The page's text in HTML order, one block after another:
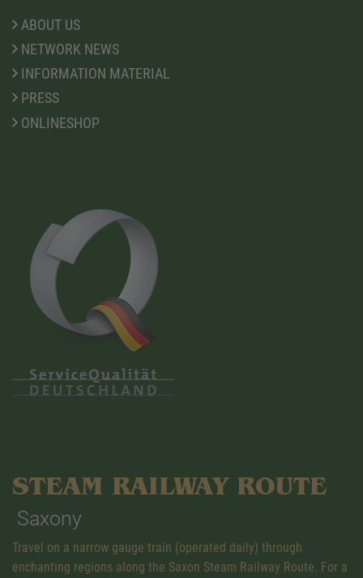
ABOUT US
NETWORK NEWS
INFORMATION MATERIAL
PRESS
ONLINESHOP
STEAM RAILWAY ROUTE
Saxony
Travel on a narrow gauge train (operated daily) through
enchanting regions along the Saxon Steam Railway Route. For a